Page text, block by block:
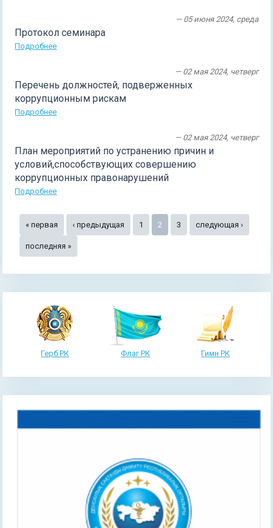
— 05 июня 2024, среда
Протокол семинара
Подробнее
— 02 мая 2024, четверг
Перечень должностей, подверженных
коррупционным рискам
Подробнее
— 02 мая 2024, четверг
План мероприятий по устранению причин и
условий,способствующих совершению
коррупционных правонарушений
Подробнее
Страницы
« первая ‹ предыдущая 1 2 3 следующая ›
последняя »
Герб РК Флаг РК Гимн РК